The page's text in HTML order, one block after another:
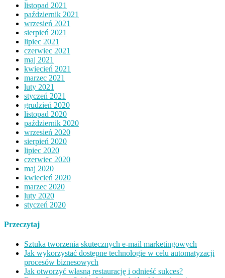
listopad 2021
październik 2021
wrzesień 2021
sierpień 2021
lipiec 2021
czerwiec 2021
maj 2021
kwiecień 2021
marzec 2021
luty 2021
styczeń 2021
grudzień 2020
listopad 2020
październik 2020
wrzesień 2020
sierpień 2020
lipiec 2020
czerwiec 2020
maj 2020
kwiecień 2020
marzec 2020
luty 2020
styczeń 2020
Przeczytaj
Sztuka tworzenia skutecznych e-mail marketingowych
Jak wykorzystać dostępne technologie w celu automatyzacji
procesów biznesowych
Jak otworzyć własną restaurację i odnieść sukces?